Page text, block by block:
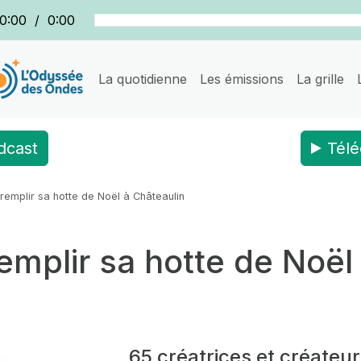
/ 0:00
La quotidienne Les émissions La grille
sa hotte de Noël à Châteaulin
sa hotte de Noël